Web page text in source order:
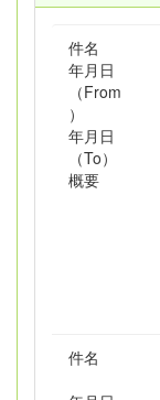
件名
年月日
（From
）
年月日
（To）
概要
件名